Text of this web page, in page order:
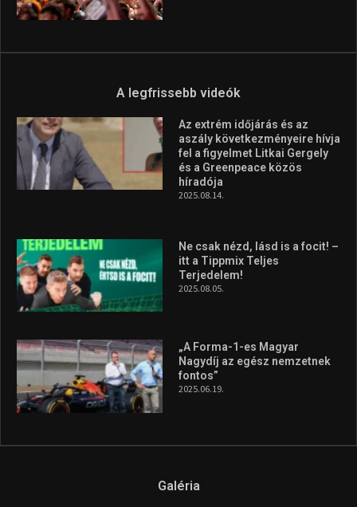
A legfrissebb videók
Az extrém időjárás és az
aszály következményeire hívja
fel a figyelmet Litkai Gergely
és a Greenpeace közös
híradója
2025.08.14.
Ne csak nézd, lásd is a focit! –
itt a Tippmix Teljes
Terjedelem!
2025.08.05.
„A Forma-1-es Magyar
Nagydíj az egész nemzetnek
fontos”
2025.06.19.
Galéria